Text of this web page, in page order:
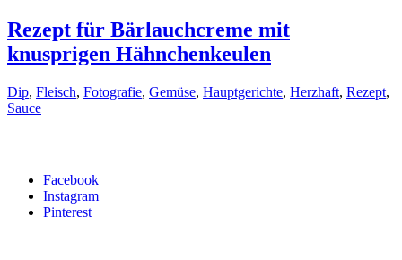
Facebook
Instagram
Pinterest
Rezept für Bärlauchcreme mit
knusprigen Hähnchenkeulen
Dip, Fleisch, Fotografie, Gemüse, Hauptgerichte, Herzhaft, Rezept,
Sauce